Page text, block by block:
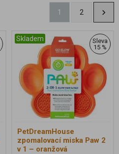
1 2
Skladem
Sleva
15 %
PetDreamHouse
zpomalovací miska Paw 2
v 1 – oranžová